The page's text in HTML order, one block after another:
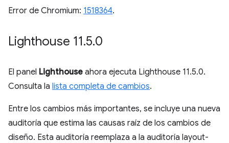
Error de Chromium: 1518364.
Lighthouse 11.5.0
El panel Lighthouse ahora ejecuta Lighthouse 11.5.0.
Consulta la lista completa de cambios.
Entre los cambios más importantes, se incluye una nueva
auditoría que estima las causas raíz de los cambios de
diseño. Esta auditoría reemplaza a la auditoría layout-